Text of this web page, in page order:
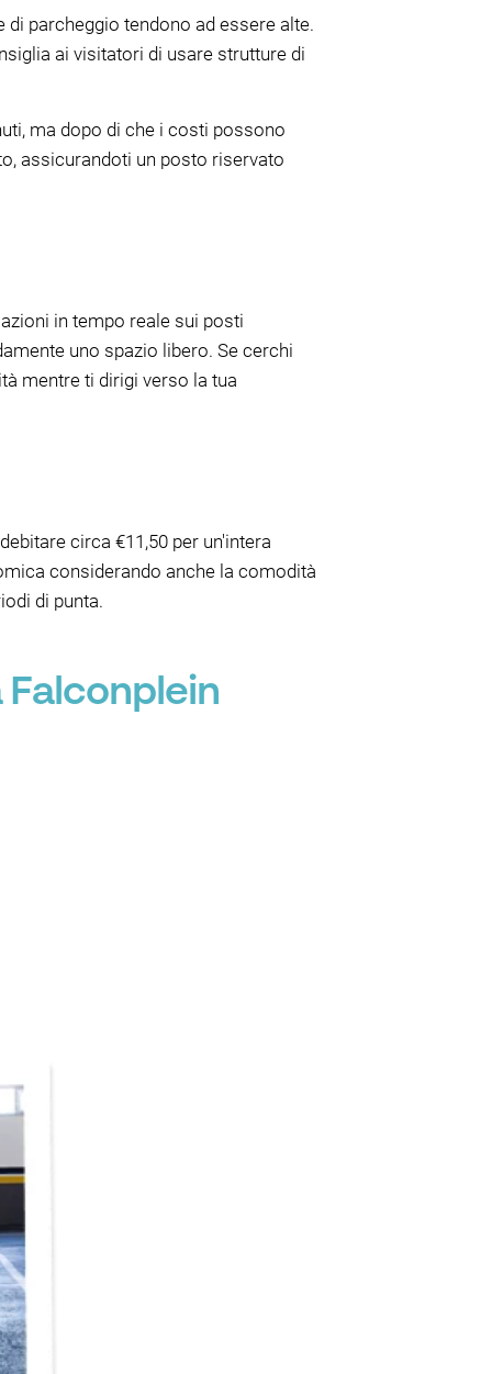
parcheggio tendono ad essere alte.
ai visitatori di usare strutture di
ma dopo di che i costi possono
assicurandoti un posto riservato
in tempo reale sui posti
uno spazio libero. Se cerchi
mentre ti dirigi verso la tua
circa €11,50 per un'intera
considerando anche la comodità
di punta.